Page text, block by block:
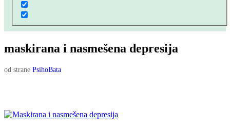
maskirana i nasmešena depresija
od strane PsihoBata